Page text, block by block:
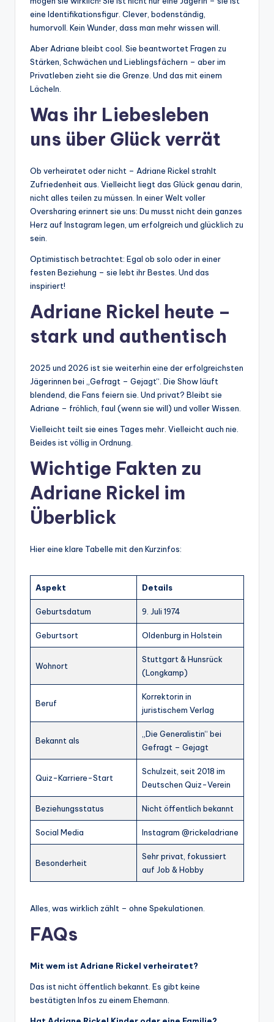
eine Identifikationsfigur. Clever, bodenständig,
humorvoll. Kein Wunder, dass man mehr wissen will.
Aber Adriane bleibt cool. Sie beantwortet Fragen zu
Stärken, Schwächen und Lieblingsfächern – aber im
Privatleben zieht sie die Grenze. Und das mit einem
Lächeln.
Was ihr Liebesleben
uns über Glück verrät
Ob verheiratet oder nicht – Adriane Rickel strahlt
Zufriedenheit aus. Vielleicht liegt das Glück genau darin,
nicht alles teilen zu müssen. In einer Welt voller
Oversharing erinnert sie uns: Du musst nicht dein ganzes
Herz auf Instagram legen, um erfolgreich und glücklich zu
sein.
Optimistisch betrachtet: Egal ob solo oder in einer
festen Beziehung – sie lebt ihr Bestes. Und das
inspiriert!
Adriane Rickel heute –
stark und authentisch
2025 und 2026 ist sie weiterhin eine der erfolgreichsten
Jägerinnen bei „Gefragt – Gejagt“. Die Show läuft
blendend, die Fans feiern sie. Und privat? Bleibt sie
Adriane – fröhlich, faul (wenn sie will) und voller Wissen.
Vielleicht teilt sie eines Tages mehr. Vielleicht auch nie.
Beides ist völlig in Ordnung.
Wichtige Fakten zu
Adriane Rickel im
Überblick
Hier eine klare Tabelle mit den Kurzinfos:
Aspekt Details
Geburtsdatum 9. Juli 1974
Geburtsort Oldenburg in Holstein
Wohnort
Stuttgart & Hunsrück
(Longkamp)
Beruf
Korrektorin in
juristischem Verlag
Bekannt als
„Die Generalistin“ bei
Gefragt – Gejagt
Quiz-Karriere-Start
Schulzeit, seit 2018 im
Deutschen Quiz-Verein
Beziehungsstatus Nicht öffentlich bekannt
Social Media Instagram @rickeladriane
Besonderheit
Sehr privat, fokussiert
auf Job & Hobby
Alles, was wirklich zählt – ohne Spekulationen.
FAQs
Mit wem ist Adriane Rickel verheiratet?
Das ist nicht öffentlich bekannt. Es gibt keine
bestätigten Infos zu einem Ehemann.